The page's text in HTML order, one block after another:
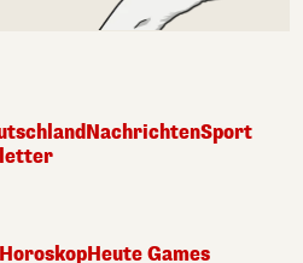
NachrichtenSport
HoroskopHeute Games